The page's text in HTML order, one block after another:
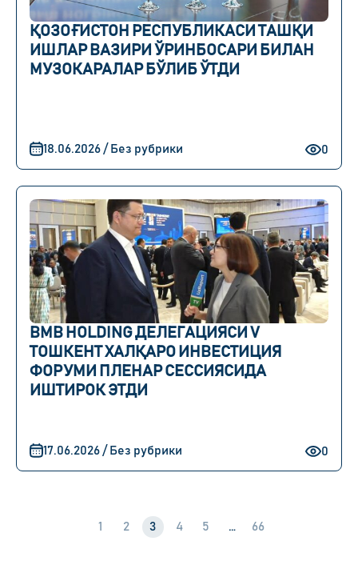
ҚОЗОҒИСТОН РЕСПУБЛИКАСИ ТАШҚИ
ИШЛАР ВАЗИРИ ЎРИНБОСАРИ БИЛАН
МУЗОКАРАЛАР БЎЛИБ ЎТДИ
0
18.06.2026 / Без рубрики
BMB HOLDING ДЕЛЕГАЦИЯСИ V
ТОШКЕНТ ХАЛҚАРО ИНВЕСТИЦИЯ
ФОРУМИ ПЛЕНАР СЕССИЯСИДА
ИШТИРОК ЭТДИ
0
17.06.2026 / Без рубрики
1 2 3 4 5 … 66